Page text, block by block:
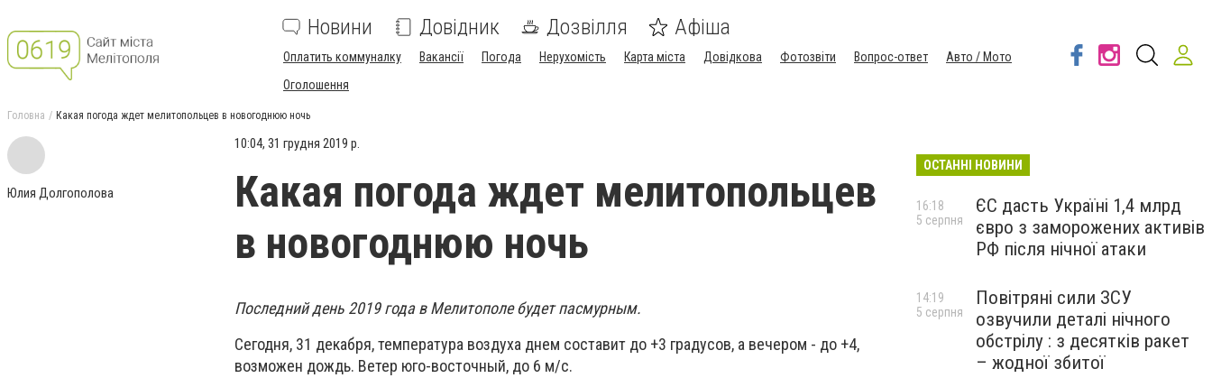
Новини Довідник Дозвілля Афіша
Оплатить коммуналку Вакансії Погода Нерухомість Карта міста Довідкова Фотозвіти Вопрос-ответ
Авто / Мото
Оголошення
Головна Какая погода ждет мелитопольцев в новогоднюю ночь
Юлия Долгополова
10:04, 31 грудня 2019 р.
Какая погода ждет мелитопольцев
в новогоднюю ночь
Последний день 2019 года в Мелитополе будет пасмурным.
Сегодня, 31 декабря, температура воздуха днем составит до +3 градусов, а вечером - до +4,
возможен дождь. Ветер юго-восточный, до 6 м/с.
ОСТАННІ НОВИНИ
ЄС дасть Україні 1,4 млрд
євро з заморожених активів
РФ після нічної атаки
16:18
5 серпня
Повітряні сили ЗСУ
озвучили деталі нічного
обстрілу : з десятків ракет
– жодної збитої
14:19
5 серпня